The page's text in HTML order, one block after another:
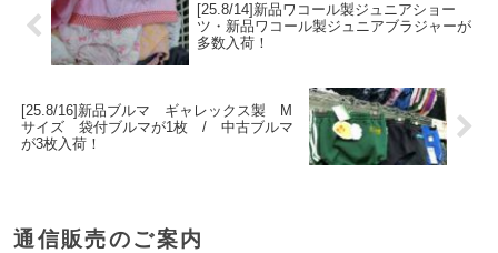
[25.8/14]新品ワコール製ジュニアショー
ツ・新品ワコール製ジュニアブラジャーが
多数入荷！
[25.8/16]新品ブルマ ギャレックス製 M
サイズ 袋付ブルマが1枚 / 中古ブルマ
が3枚入荷！
通信販売のご案内